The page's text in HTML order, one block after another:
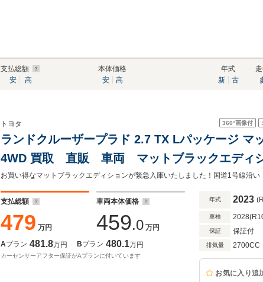
支払総額
安
高
本体価格
安
高
年式
新
古
360°画像付
トヨタ
ランドクルーザープラド 2.7 TX Lパッケージ マ
4WD 買取 直販 車両 マットブラックエディ
革内装 トヨタセーフティセンス ホワイト パ
ン 専用 純正 18インチホイール キャンプ
お買い得なマットブラックエディションが緊急入庫いたしました！国道1号線沿い
支払総額
479 万円
車両本体価格
459.0 万円
Aプラン 481.8万円 Bプラン 480.1万円
カーセンサーアフター保証がAプランに付いています
年式 2023
車検
保証 保証付
排気量 2700CC
お気に入り追